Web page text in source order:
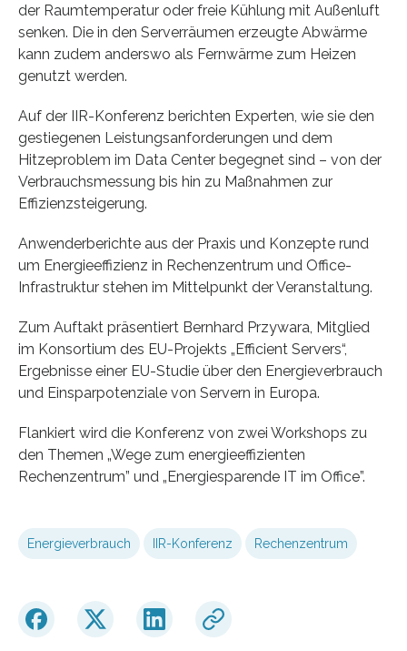
der Raumtemperatur oder freie Kühlung mit Außenluft
senken. Die in den Serverräumen erzeugte Abwärme
kann zudem anderswo als Fernwärme zum Heizen
genutzt werden.
Auf der IIR-Konferenz berichten Experten, wie sie den
gestiegenen Leistungsanforderungen und dem
Hitzeproblem im Data Center begegnet sind – von der
Verbrauchsmessung bis hin zu Maßnahmen zur
Effizienzsteigerung.
Anwenderberichte aus der Praxis und Konzepte rund
um Energieeffizienz in Rechenzentrum und Office-
Infrastruktur stehen im Mittelpunkt der Veranstaltung.
Zum Auftakt präsentiert Bernhard Przywara, Mitglied
im Konsortium des EU-Projekts „Efficient Servers“,
Ergebnisse einer EU-Studie über den Energieverbrauch
und Einsparpotenziale von Servern in Europa.
Flankiert wird die Konferenz von zwei Workshops zu
den Themen „Wege zum energieeffizienten
Rechenzentrum” und „Energiesparende IT im Office”.
Energieverbrauch IIR-Konferenz Rechenzentrum